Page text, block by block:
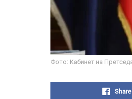
Фото: Кабинет на